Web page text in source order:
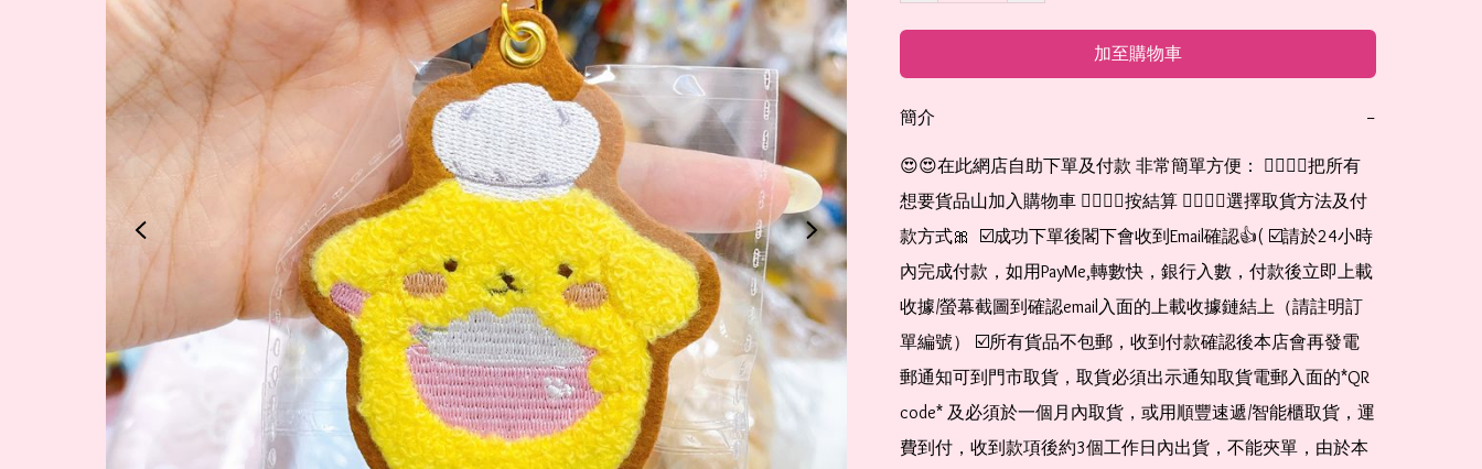
加至購物車
簡介 −
😍😍在此網店自助下單及付款 非常簡單方便： 👉🏻👉🏻把所有
想要貨品山加入購物車 👉🏻👉🏻按結算 👉🏻👉🏻選擇取貨方法及付
款方式🎀  ☑️成功下單後閣下會收到Email確認👍( ☑️請於24小時
內完成付款，如用PayMe,轉數快，銀行入數，付款後立即上載
收據/螢幕截圖到確認email入面的上載收據鏈結上（請註明訂
單編號） ☑️所有貨品不包郵，收到付款確認後本店會再發電
郵通知可到門市取貨，取貨必須出示通知取貨電郵入面的*QR
code* 及必須於一個月內取貨，或用順豐速遞/智能櫃取貨，運
費到付，收到款項後約3個工作日內出貨，不能夾單，由於本